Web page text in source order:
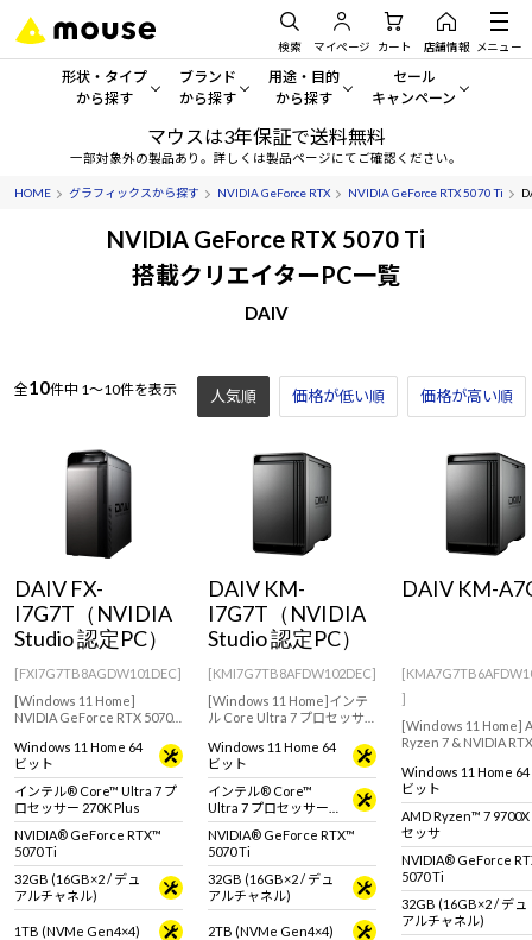
検索 マイページ カート 店舗情報 メニュー
形状・タイプ
から探す
形状・タイプから探す をすべてみる
デスクトップPC
ディスプレイ
Windows 11
ブランド
から探す
mouse
G TUNE
MousePro
Windows 11|Copilot+ PC
用途・目的
から探す
一般向けパソコン
ゲーミングPC・ゲーム向けパソコン
ビジネス向けパソコン
学習向けパソコン
AIおすすめパソコン
Windows 11
セール
キャンペーン
セール・キャンペー
期間限定セール
アウトレットパソコン
マウスは3年保証で送料無料
一部対象外の製品あり。詳しくは製品ページにてご確認ください。
HOME グラフィックスから探す NVIDIA GeForce RTX NVIDIA GeForce RTX 5070 Ti
NVIDIA GeForce RTX 5070 Ti
搭載クリエイターPC一覧
DAIV
全10件中 1～10件を表示 人気順 価格が低い順 価格が高い順
DAIV FX-
I7G7T（NVIDIA
Studio 認定PC）
[FXI7G7TB8AGDW101DEC]
[Windows 11 Home]
NVIDIA GeForce RTX 5070
ィブを幅広く楽しみたい人
におすすめなモデル
Windows 11 Home 64
ビット
インテル® Core™ Ultra 7 プ
ロセッサー 270K Plus
NVIDIA® GeForce RTX™
5070 Ti
32GB (16GB×2 / デュ
アルチャネル)
1TB (NVMe Gen4×4)
DAIV KM-
I7G7T（NVIDIA
Studio 認定PC）
[KMI7G7TB8AFDW102DEC]
[Windows 11 Home]インテ
ル Core Ultra 7 プロセッサ
GeForce RTX 5070 Ti搭載で
幅広いクリエイティブにお
すすめなミニタワー型デス
クトップPC
Windows 11 Home 64
ビット
インテル® Core™
Ultra 7 プロセッサー
265
NVIDIA® GeForce RTX™
5070 Ti
32GB (16GB×2 / デュ
アルチャネル)
2TB (NVMe Gen4×4)
DAIV KM-
]
[Windows 11 Home]
Ryzen 7 & NVIDIA RTX
スト制作や動画編集
おすすめなミニタワ
スクトップPC
Windows 11 Home 64
ビット
AMD Ryzen™ 7 9700X
セッサ
NVIDIA® GeForce
5070 Ti
32GB (16GB×2 / デュ
アルチャネル)